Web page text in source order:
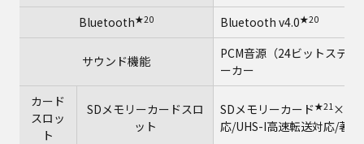
Bluetooth★20 Bluetooth v4.0★20
サウンド機能
PCM音源（24ビットステ
ーカー
カード
スロッ
ト
SDメモリーカードスロ
ット
SDメモリーカード★21 ×1ス
応/UHS-I高速転送対応/著